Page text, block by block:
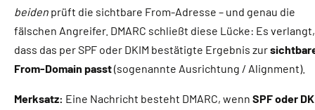
beiden prüft die sichtbare From-Adresse – und genau die
fälschen Angreifer. DMARC schließt diese Lücke: Es verlangt,
dass das per SPF oder DKIM bestätigte Ergebnis zur
From-Domain passt(sogenannte Ausrichtung / Alignment).
Merksatz: Eine Nachricht besteht DMARC, wenn SPF oder